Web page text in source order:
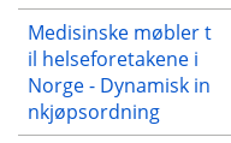
Medisinske møbler t
il helseforetakene i
Norge - Dynamisk in
nkjøpsordning